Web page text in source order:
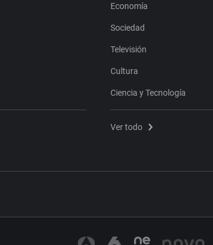
Economía
Sociedad
Televisión
Cultura
Ciencia y Tecnología
Ver todo